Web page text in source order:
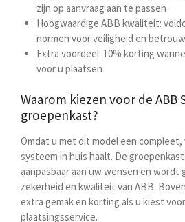
zijn op aanvraag aan te passen
Hoogwaardige ABB kwaliteit:
normen voor veiligheid en
Extra voordeel: 10% korting
voor u plaatsen
Waarom kiezen voor de ABB
groepenkast?
Omdat u met dit model een
systeem in huis haalt. De
aanpasbaar aan uw wensen en wordt
zekerheid en kwaliteit van ABB.
extra gemak en korting als u kiest
plaatsingsservice.